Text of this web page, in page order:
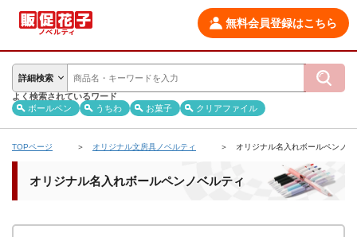
無料会員登録はこちら
詳細検索
よく検索されているワード
ボールペン
うちわ お菓子 クリアファイル
TOPページ オリジナル文房具ノベルティ オリジナル名入れボールペンノ
オリジナル名入れボールペンノベルティ